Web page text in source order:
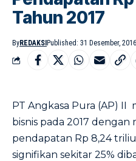
Tahun 2017
ByREDAKSI Published: 31 Desember, 2016
PT Angkasa Pura (AP) II
bisnis pada 2017
pendapatan Rp 8,24
signifikan sekitar 25%